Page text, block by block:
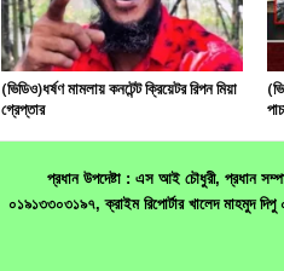
(ভিডিও)ধর্ষণ মামলায় কনটেন্ট ক্রিয়েটর রিপন মিয়া
গ্রেপ্তার
প্রধান উপদেষ্টা : এস আই চৌধুরী, প্রধান
০১৯১৩৩০৩১৯৭, ক্রাইম রিপোর্টার খালেদ